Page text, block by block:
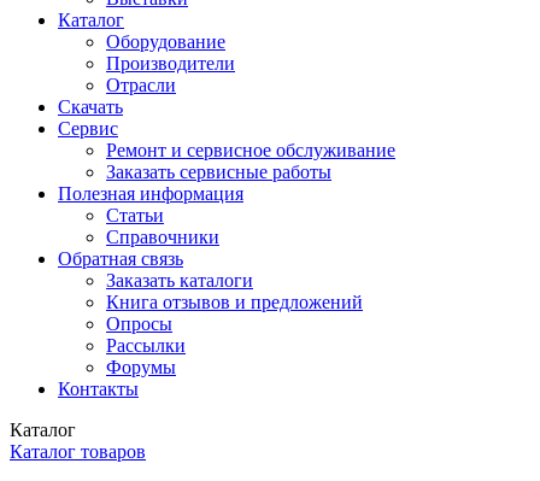
Каталог
Оборудование
Производители
Отрасли
Скачать
Сервис
Ремонт и сервисное обслуживание
Заказать сервисные работы
Полезная информация
Статьи
Справочники
Обратная связь
Заказать каталоги
Книга отзывов и предложений
Опросы
Рассылки
Форумы
Контакты
Каталог
Каталог товаров